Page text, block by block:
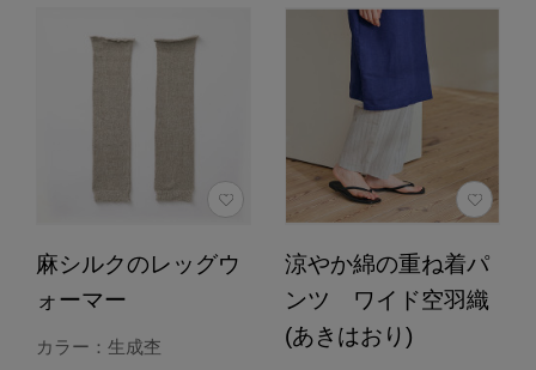
麻シルクのレッグウ
ォーマー
カラー：生成杢
涼やか綿の重ね着パ
ンツ ワイド空羽織
(あきはおり)